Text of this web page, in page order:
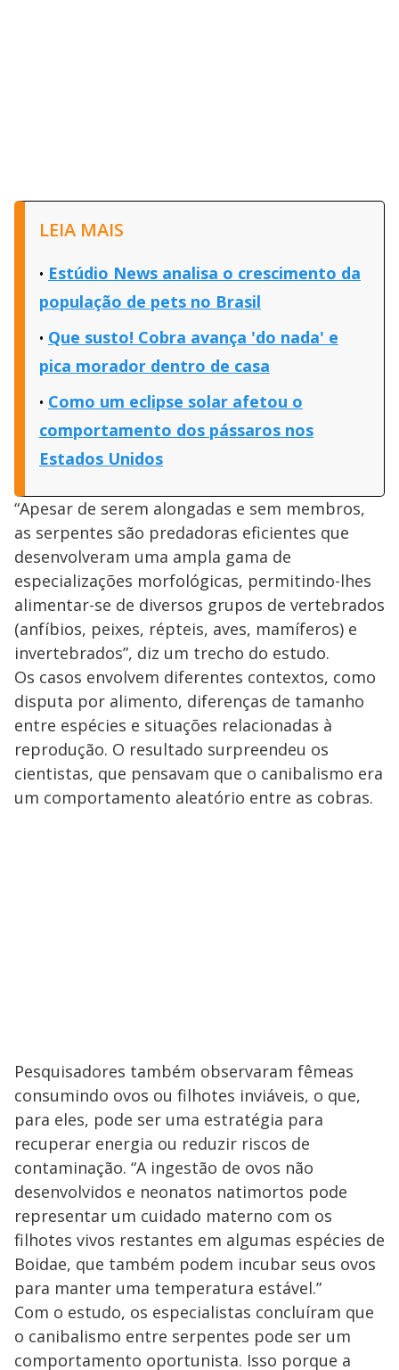
LEIA MAIS
Estúdio News analisa o crescimento da
população de pets no Brasil
Que susto! Cobra avança 'do nada' e
pica morador dentro de casa
Como um eclipse solar afetou o
comportamento dos pássaros nos
Estados Unidos
“Apesar de serem alongadas e sem membros,
as serpentes são predadoras eficientes que
desenvolveram uma ampla gama de
especializações morfológicas, permitindo-lhes
alimentar-se de diversos grupos de vertebrados
(anfíbios, peixes, répteis, aves, mamíferos) e
invertebrados”, diz um trecho do estudo.
Os casos envolvem diferentes contextos, como
disputa por alimento, diferenças de tamanho
entre espécies e situações relacionadas à
reprodução. O resultado surpreendeu os
cientistas, que pensavam que o canibalismo era
um comportamento aleatório entre as cobras.
Pesquisadores também observaram fêmeas
consumindo ovos ou filhotes inviáveis, o que,
para eles, pode ser uma estratégia para
recuperar energia ou reduzir riscos de
contaminação. “A ingestão de ovos não
desenvolvidos e neonatos natimortos pode
representar um cuidado materno com os
filhotes vivos restantes em algumas espécies de
Boidae, que também podem incubar seus ovos
para manter uma temperatura estável.”
Com o estudo, os especialistas concluíram que
o canibalismo entre serpentes pode ser um
comportamento oportunista. Isso porque a